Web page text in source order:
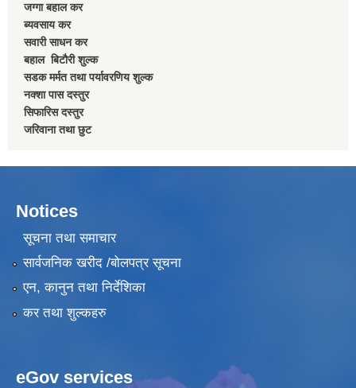
जग्गा बहाल कर
ब्यवसाय कर
सवारी साधन कर
बहाल बिटाैरी शुल्क
सडक मर्मत तथा पर्यावरणिय शुल्क
नक्शा पास दस्तुर
सिफारिस दस्तुर
जरिवाना तथा छुट
Notices
सूचना तथा समाचार
सार्वजनिक खरीद /बोलपत्र सूचना
एन, कानुन तथा निर्देशिका
कर तथा शुल्कहरु
eGov services